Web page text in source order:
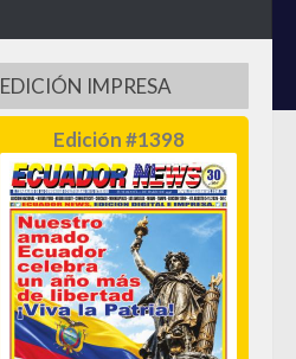
EDICIÓN IMPRESA
Edición #1398